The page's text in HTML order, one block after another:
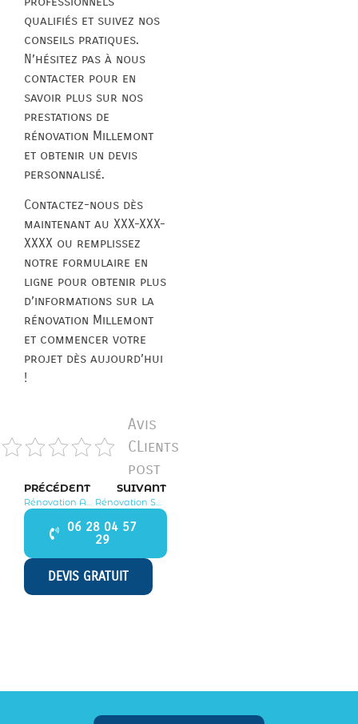
qualifiés et suivez nos
conseils pratiques.
N’hésitez pas à nous
contacter pour en
savoir plus sur nos
prestations de
rénovation Millemont
et obtenir un devis
personnalisé.
Contactez-nous dès
maintenant au XXX-XXX-
XXXX ou remplissez
notre formulaire en
ligne pour obtenir plus
d’informations sur la
rénovation Millemont
et commencer votre
projet dès aujourd’hui
!
Avis
CLients
post
PRÉCÉDENT
Rénovation Auffreville Brasseuil 78930
SUIVANT
Rénovation Saint Illiers la Ville 78980
06 28 04 57
29
DEVIS GRATUIT